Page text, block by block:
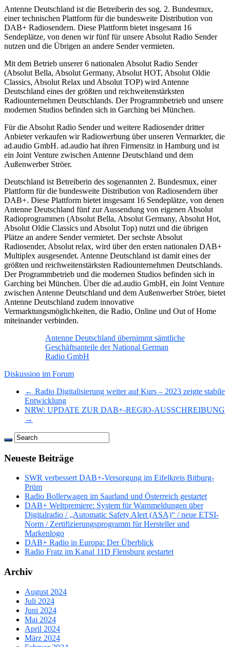
Antenne Deutschland ist die Betreiberin des sog. 2. Bundesmux,
einer technischen Plattform für die bundesweite Distribution von
DAB+ Radiosendern. Diese Plattform bietet insgesamt 16
Sendeplätze, von denen wir fünf für unsere Absolut Radio Sender
nutzen und die Übrigen an andere Sender vermieten.
Mit dem Betrieb unserer 6 nationalen Absolut Radio Sender
(Absolut Bella, Absolut Germany, Absolut HOT, Absolut Oldie
Classics, Absolut Relax und Absolut TOP) wird Antenne
Deutschland eines der größten und reichweitenstärksten
Radiounternehmen Deutschlands. Der Programmbetrieb und unsere
modernen Studios befinden sich in Garching bei München.
Für die Absolut Radio Sender und weitere Radiosender dritter
Anbieter verkaufen wir Radiowerbung über unseren Vermarkter, die
ad.audio GmbH. ad.audio hat ihren Firmensitz in Hamburg und ist
ein Joint Venture zwischen Antenne Deutschland und dem
Außenwerber Ströer.
Deutschland ist Betreiberin des sogenannten 2. Bundesmux, einer
Plattform für die bundesweite Distribution von Radiosendern über
DAB+. Diese Plattform bietet insgesamt 16 Sendeplätze, von denen
Antenne Deutschland fünf zur Aussendung von eigenen Absolut
Radioprogrammen (Absolut Bella, Absolut Germany, Absolut Hot,
Absolut Oldie Classics und Absolut Top) nutzt und die übrigen
Plätze an andere Sender vermietet. Der sechste Absolut
Radiosender, Absolut relax, wird über den ersten nationalen DAB+
Multiplex ausgesendet. Antenne Deutschland ist damit eines der
größten und reichweitenstärksten Radiounternehmen Deutschlands.
Der Programmbetrieb und die modernen Studios befinden sich in
Garching bei München. Über die ad.audio GmbH, ein Joint Venture
zwischen Antenne Deutschland und dem Außenwerber Ströer, bietet
Antenne Deutschland zudem innovative
Vermarktungsmöglichkeiten, die Radio, Online und Out of Home
miteinander verbinden.
Antenne Deutschland übernimmt sämtliche
Geschäftsanteile der National German
Radio GmbH
Diskussion im Forum
← Radio Digitalisierung weiter auf Kurs – 2023 zeigte stabile
Entwicklung
NRW: UPDATE ZUR DAB+-REGIO-AUSSCHREIBUNG
→
Neueste Beiträge
SWR verbessert DAB+-Versorgung im Eifelkreis Bitburg-
Prüm
Radio Bollerwagen im Saarland und Österreich gestartet
DAB+ Weltpremiere: System für Warnmeldungen über
Digitalradio / „Automatic Safety Alert (ASA)“ / neue ETSI-
Norm / Zertifizierungsprogramm für Hersteller und
Markenlogo
DAB+ Radio in Europa: Der Überblick
Radio Fratz im Kanal 11D Flensburg gestartet
Archiv
August 2024
Juli 2024
Juni 2024
Mai 2024
April 2024
März 2024